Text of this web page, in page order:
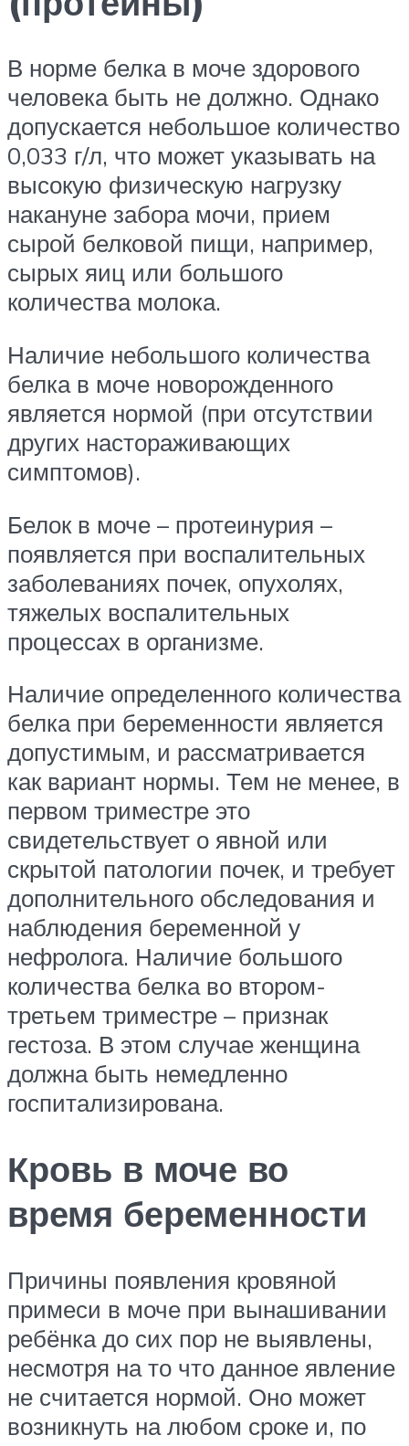
В норме белка в моче здорового
человека быть не должно. Однако
допускается небольшое количество
0,033 г/л, что может указывать на
высокую физическую нагрузку
накануне забора мочи, прием
сырой белковой пищи, например,
сырых яиц или большого
количества молока.
Наличие небольшого количества
белка в моче новорожденного
является нормой (при отсутствии
других настораживающих
симптомов).
Белок в моче – протеинурия –
появляется при воспалительных
заболеваниях почек, опухолях,
тяжелых воспалительных
процессах в организме.
Наличие определенного количества
белка при беременности является
допустимым, и рассматривается
как вариант нормы. Тем не менее, в
первом триместре это
свидетельствует о явной или
скрытой патологии почек, и требует
дополнительного обследования и
наблюдения беременной у
нефролога. Наличие большого
количества белка во втором-
третьем триместре – признак
гестоза. В этом случае женщина
должна быть немедленно
госпитализирована.
Кровь в моче во
время беременности
Причины появления кровяной
примеси в моче при вынашивании
ребёнка до сих пор не выявлены,
несмотря на то что данное явление
не считается нормой. Оно может
возникнуть на любом сроке и, по